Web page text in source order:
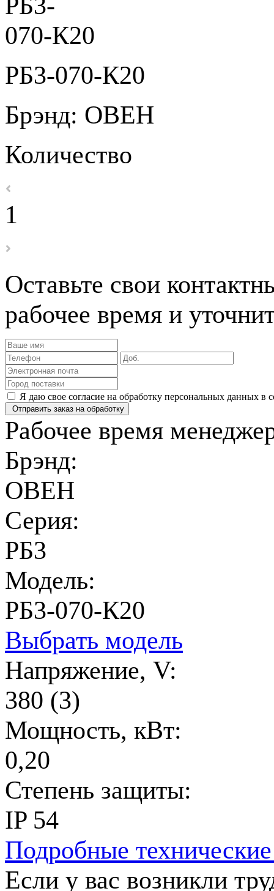
РБ3-070-К20
Брэнд: ОВЕН
Количество
1
Оставьте свои
рабочее время и
Я даю свое согласие на обработку персональных данных в
Отправить заказ на обработку
Рабочее время
Брэнд:
ОВЕН
Серия:
РБ3
Модель:
РБ3-070-К20
Выбрать модель
Напряжение, V:
380 (3)
Мощность, кВт:
0,20
Степень защиты:
IP 54
Подробные
Если у вас возникли